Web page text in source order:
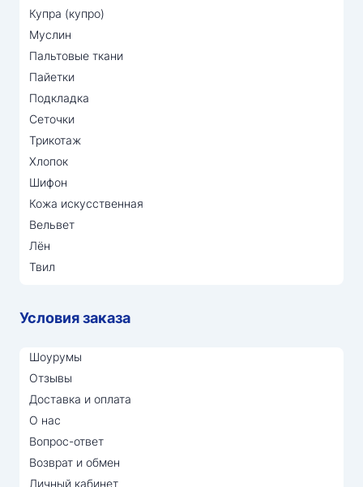
Купра (купро)
Муслин
Пальтовые ткани
Пайетки
Подкладка
Сеточки
Трикотаж
Хлопок
Шифон
Кожа искусственная
Вельвет
Лён
Твил
Условия заказа
Шоурумы
Отзывы
Доставка и оплата
О нас
Вопрос-ответ
Возврат и обмен
Личный кабинет